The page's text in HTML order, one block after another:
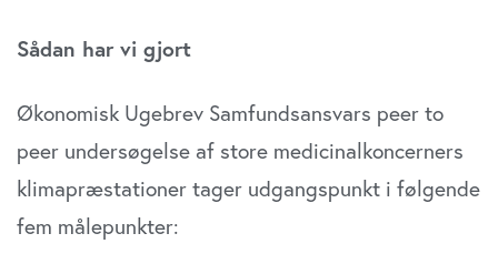
Sådan har vi gjort
Økonomisk Ugebrev Samfundsansvars peer to
peer undersøgelse af store medicinalkoncerners
klimapræstationer tager udgangspunkt i følgende
fem målepunkter: